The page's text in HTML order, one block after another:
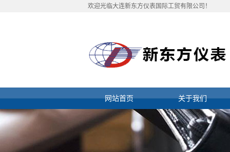
欢迎光临大连新东方仪表国际工贸有限公司！
网站首页 关于我们
公司简介
资质档案